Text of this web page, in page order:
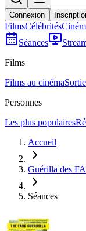
Connexion
FilmsCélébrités
Séances
Films
Films au cinéma
Personnes
Les plus populaires
Accueil
Guérilla des
Séances